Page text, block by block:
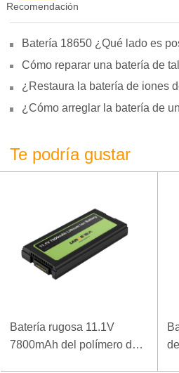
Recomendación
Batería 18650 ¿Qué lado es
Cómo reparar una batería de
¿Restaura la batería de iones
¿Cómo arreglar la batería de
Te podría gustar
Batería rugosa 11.1V
7800mAh del polímero del